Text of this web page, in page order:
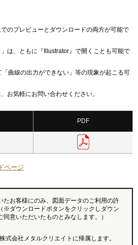
でのプレビューとダウンロードの両方が可能で
」は、ともに『Illustrator』で開くことも可能で
曲線の出力ができない」等の現象が起こる可
お気軽にお問い合わせください。
PDF
ページ
たお客様にのみ、図面データのご利用の許
※ダウンロードボタンをクリックしダウン
意いただいたものとみなします。）
式会社メタルクリエイトに帰属します。